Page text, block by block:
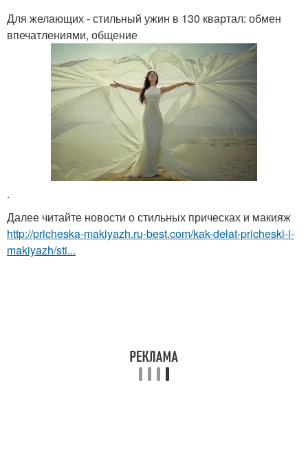
Для желающих - стильный ужин в 130 квартал: обмен
впечатлениями, общение
.
Далее читайте новости о стильных прическах и макияж
http://pricheska-makiyazh.ru-best.com/kak-delat-pricheski-i-
makiyazh/sti...